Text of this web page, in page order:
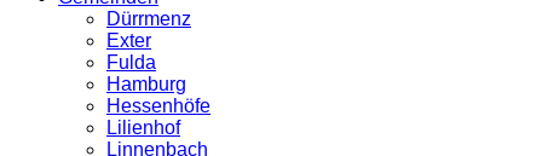
Dürrmenz
Exter
Fulda
Hamburg
Hessenhöfe
Lilienhof
Linnenbach